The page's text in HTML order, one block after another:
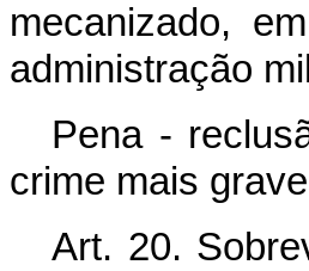
mecanizado,
administração
Pena -
crime mais
Art. 20.